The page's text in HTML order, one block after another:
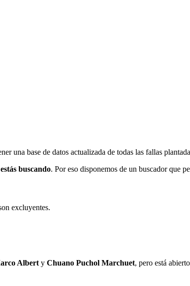
una base de datos actualizada de todas las fallas
buscando. Por eso disponemos de un buscador que
excluyentes.
Albert y Chuano Puchol Marchuet, pero está